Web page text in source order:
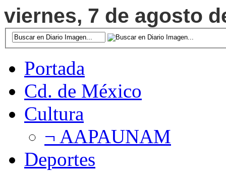
viernes, 7 de agosto
Portada
Cd. de México
Cultura
¬ AAPAUNAM
Deportes